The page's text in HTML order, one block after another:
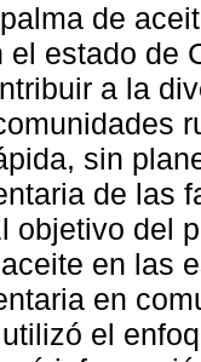
de
el estado de
a la
sin
de las
objetivo del
en las
en
el